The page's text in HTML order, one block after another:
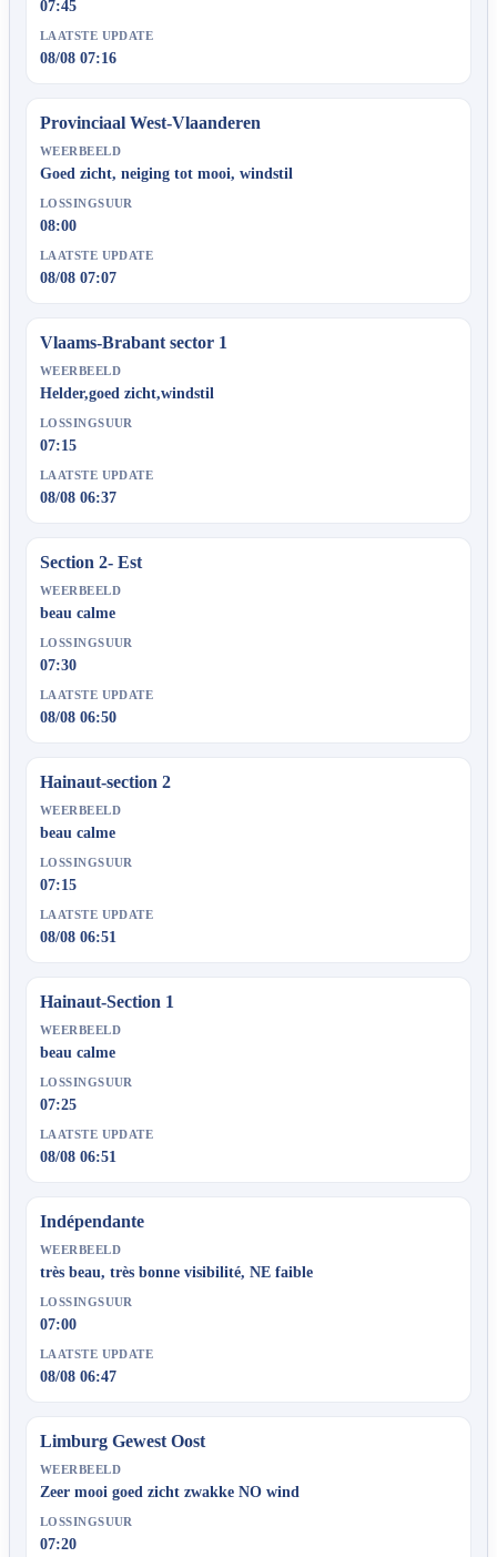
07:45
LAATSTE UPDATE
08/08 07:16
Provinciaal West-Vlaanderen
WEERBEELD
Goed zicht, neiging tot mooi, windstil
LOSSINGSUUR
08:00
LAATSTE UPDATE
08/08 07:07
Vlaams-Brabant sector 1
WEERBEELD
Helder,goed zicht,windstil
LOSSINGSUUR
07:15
LAATSTE UPDATE
08/08 06:37
Section 2- Est
WEERBEELD
beau calme
LOSSINGSUUR
07:30
LAATSTE UPDATE
08/08 06:50
Hainaut-section 2
WEERBEELD
beau calme
LOSSINGSUUR
07:15
LAATSTE UPDATE
08/08 06:51
Hainaut-Section 1
WEERBEELD
beau calme
LOSSINGSUUR
07:25
LAATSTE UPDATE
08/08 06:51
Indépendante
WEERBEELD
très beau, très bonne visibilité, NE faible
LOSSINGSUUR
07:00
LAATSTE UPDATE
08/08 06:47
Limburg Gewest Oost
WEERBEELD
Zeer mooi goed zicht zwakke NO wind
LOSSINGSUUR
07:20